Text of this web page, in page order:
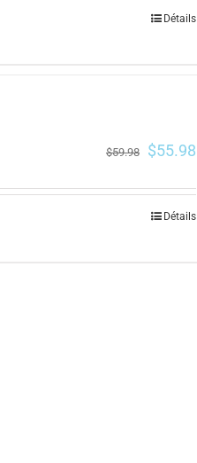
Détails
$59.98 $55.98
Détails